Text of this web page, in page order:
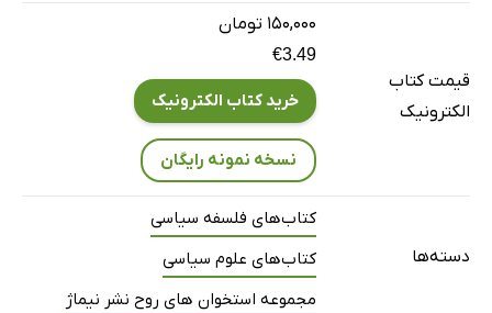
قیمت کتاب
الکترونیک
۱۵۰,۰۰۰ تومان
€3.49
خرید کتاب الکترونیک
نسخه نمونه رایگان
دسته‌ها
کتاب‌های فلسفه سیاسی
کتاب‌های علوم سیاسی
مجموعه استخوان های روح نشر نیماژ